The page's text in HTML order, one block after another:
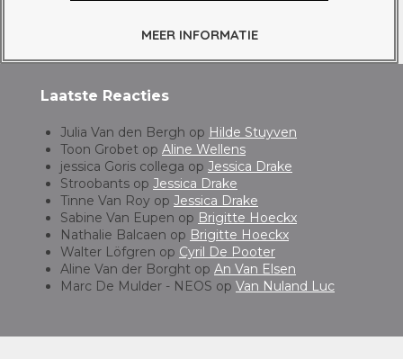
MEER INFORMATIE
Laatste Reacties
Julia Van den Bergh op Hilde Stuyven
Toon Grobet op Aline Wellens
jessica Goris collega op Jessica Drake
Stroobants op Jessica Drake
Tinne Van Roy op Jessica Drake
Sabine Van Eupen op Brigitte Hoeckx
Nathalie Balcaen op Brigitte Hoeckx
Walter Löfgren op Cyril De Pooter
Aline Van der Borght op An Van Elsen
Marc De Mulder - NEOS op Van Nuland Luc